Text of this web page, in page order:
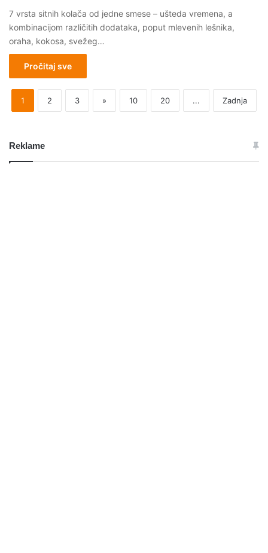
7 vrsta sitnih kolača od jedne smese – ušteda vremena, a
kombinacijom različitih dodataka, poput mlevenih lešnika,
oraha, kokosa, svežeg…
Pročitaj sve
1 2 3 » 10 20 ... Zadnja
Reklame